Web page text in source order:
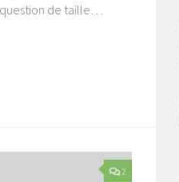
de taille…
2